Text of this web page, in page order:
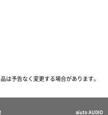
は予告なく変更する場合があります。
aiuto AUDIO